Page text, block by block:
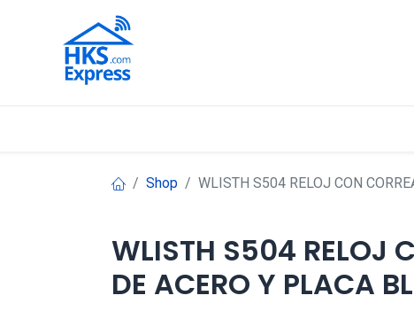
Shop WLISTH S504 RELOJ CON
WLISTH S504 RELOJ
DE ACERO Y PLACA